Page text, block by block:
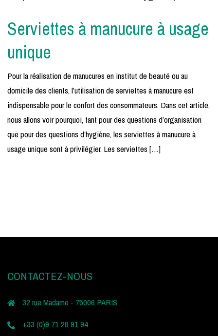
Serviettes à manucure à usage
unique
Pour la réalisation de manucures en institut de beauté ou au
domicile des clients, l’utilisation de serviettes à manucure est
indispensable pour le confort des consommateurs. Dans cet article,
nous allons voir pourquoi, tant pour des questions d’organisation
que pour des questions d’hygiène, les serviettes à manucure à
usage unique sont à privilégier. Les serviettes […]
CONTACTEZ-NOUS
32 rue Madame - 75006 PARIS
+33 (0)9 71 28 91 94